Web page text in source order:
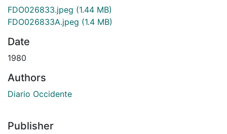
FDO026833.jpeg (1.44 MB)
FDO026833A.jpeg (1.4 MB)
Date
1980
Authors
Diario Occidente
Publisher